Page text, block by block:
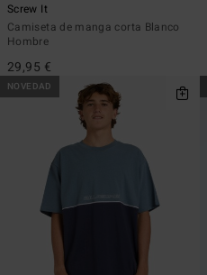
Screw It
Camiseta de manga corta Blanco
Hombre
29,95 €
NOVEDAD